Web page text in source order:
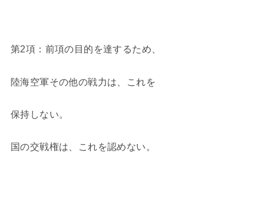
第2項：前項の目的を達するため、
陸海空軍その他の戦力は、これを
保持しない。
国の交戦権は、これを認めない。